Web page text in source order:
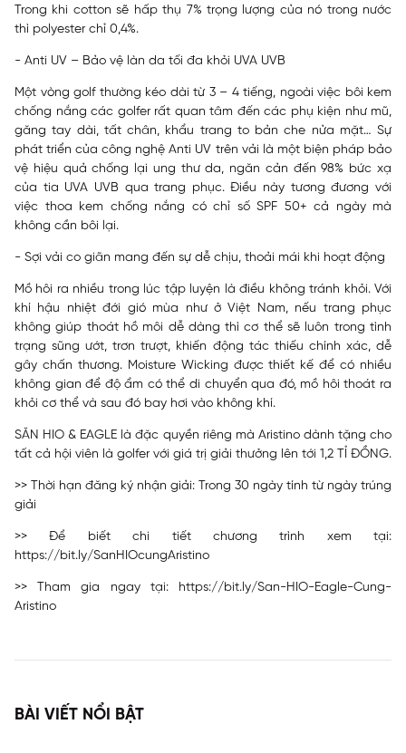
Trong khi cotton sẽ hấp thụ 7% trọng lượng của nó trong nước
thì polyester chỉ 0,4%.
- Anti UV – Bảo vệ làn da tối đa khỏi UVA UVB
Một vòng golf thường kéo dài từ 3 – 4 tiếng, ngoài việc bôi kem
chống nắng các golfer rất quan tâm đến các phụ kiện như mũ,
găng tay dài, tất chân, khẩu trang to bản che nửa mặt… Sự
phát triển của công nghệ Anti UV trên vải là một biện pháp bảo
vệ hiệu quả chống lại ung thư da, ngăn cản đến 98% bức xạ
của tia UVA UVB qua trang phục. Điều này tương đương với
việc thoa kem chống nắng có chỉ số SPF 50+ cả ngày mà
không cần bôi lại.
- Sợi vải co giãn mang đến sự dễ chịu, thoải mái khi hoạt động
Mồ hôi ra nhiều trong lúc tập luyện là điều không tránh khỏi. Với
khí hậu nhiệt đới gió mùa như ở Việt Nam, nếu trang phục
không giúp thoát hồ môi dễ dàng thì cơ thể sẽ luôn trong tình
trạng sũng ướt, trơn trượt, khiến động tác thiếu chính xác, dễ
gây chấn thương. Moisture Wicking được thiết kế để có nhiều
không gian để độ ẩm có thể di chuyển qua đó, mồ hôi thoát ra
khỏi cơ thể và sau đó bay hơi vào không khí.
SĂN HIO & EAGLE là đặc quyền riêng mà Aristino dành tặng cho
tất cả hội viên là golfer với giá trị giải thưởng lên tới 1,2 TỈ ĐỒNG.
>> Thời hạn đăng ký nhận giải: Trong 30 ngày tính từ ngày trúng
giải
>> Để biết chi tiết chương trình xem tại:
https://bit.ly/SanHIOcungAristino
>> Tham gia ngay tại: https://bit.ly/San-HIO-Eagle-Cung-
Aristino
BÀI VIẾT NỔI BẬT